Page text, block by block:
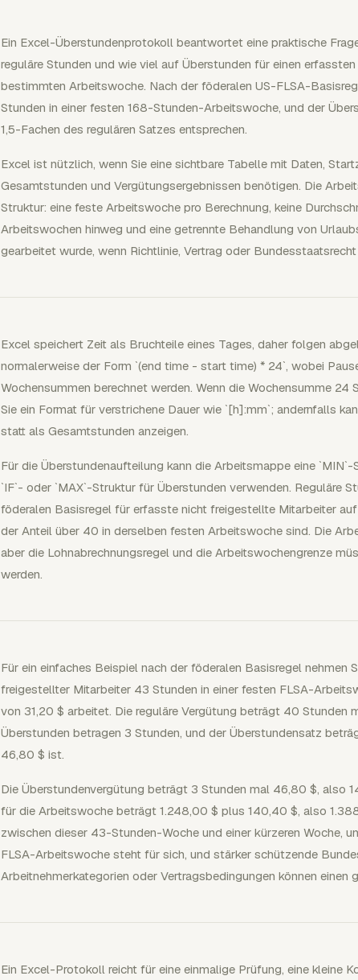
Ein Excel-Überstundenprotokoll beantwortet eine praktische
reguläre Stunden und wie viel auf Überstunden für einen
bestimmten Arbeitswoche. Nach der föderalen US-FLSA-
Stunden in einer festen 168-Stunden-Arbeitswoche, und der
1,5-Fachen des regulären Satzes entsprechen.
Excel ist nützlich, wenn Sie eine sichtbare Tabelle mit Daten,
Gesamtstunden und Vergütungsergebnissen benötigen. Die
Struktur: eine feste Arbeitswoche pro Berechnung, keine
Arbeitswochen hinweg und eine getrennte Behandlung von
gearbeitet wurde, wenn Richtlinie, Vertrag oder
Excel speichert Zeit als Bruchteile eines Tages, daher folgen
normalerweise der Form `(end time - start time) * 24`, wobei
Wochensummen berechnet werden. Wenn die Wochensumme 24
Sie ein Format für verstrichene Dauer wie `[h]:mm`; andernfalls
statt als Gesamtstunden anzeigen.
Für die Überstundenaufteilung kann die Arbeitsmappe eine
`IF`- oder `MAX`-Struktur für Überstunden verwenden. Reguläre
föderalen Basisregel für erfasste nicht freigestellte Mitarbeiter
der Anteil über 40 in derselben festen Arbeitswoche sind. Die
aber die Lohnabrechnungsregel und die Arbeitswochengrenze
werden.
Für ein einfaches Beispiel nach der föderalen Basisregel nehmen
freigestellter Mitarbeiter 43 Stunden in einer festen FLSA-
von 31,20 $ arbeitet. Die reguläre Vergütung beträgt 40 Stunden
Überstunden betragen 3 Stunden, und der Überstundensatz
46,80 $ ist.
Die Überstundenvergütung beträgt 3 Stunden mal 46,80 $, also
für die Arbeitswoche beträgt 1.248,00 $ plus 140,40 $, also
zwischen dieser 43-Stunden-Woche und einer kürzeren Woche,
FLSA-Arbeitswoche steht für sich, und stärker schützende
Arbeitnehmerkategorien oder Vertragsbedingungen können einen
Ein Excel-Protokoll reicht für eine einmalige Prüfung, eine kleine